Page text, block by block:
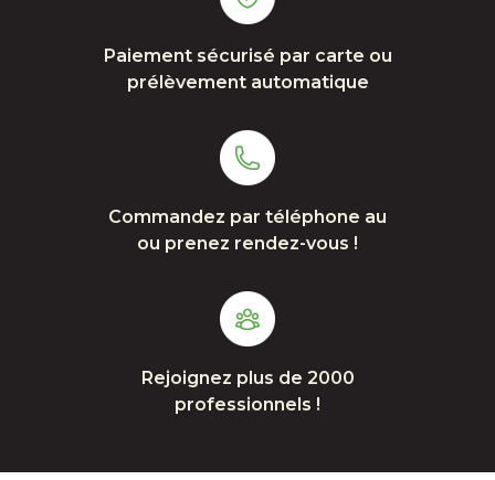
Paiement sécurisé par carte ou
prélèvement automatique
Commandez par téléphone au
ou prenez rendez-vous !
Rejoignez plus de 2000
professionnels !